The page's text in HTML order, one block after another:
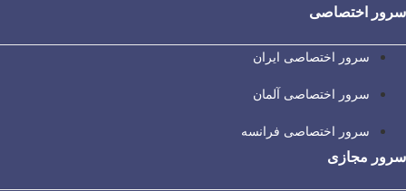
سرور اختصاصی
سرور اختصاصی ایران
سرور اختصاصی آلمان
سرور اختصاصی فرانسه
سرور مجازی